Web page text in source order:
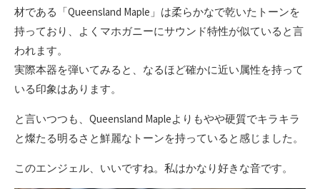
材である「Queensland Maple」は柔らかなで乾いたトーンを
持っており、よくマホガニーにサウンド特性が似ていると言
われます。
実際本器を弾いてみると、なるほど確かに近い属性を持って
いる印象はあります。
と言いつつも、Queensland Mapleよりもやや硬質でキラキラ
と燦たる明るさと鮮麗なトーンを持っていると感じました。
このエンジェル、いいですね。私はかなり好きな音です。